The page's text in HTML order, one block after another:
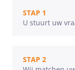
STAP 1
U stuurt uw
STAP 2